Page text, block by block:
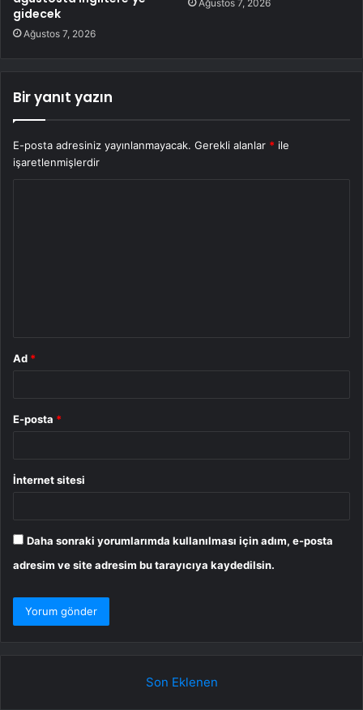
gidecek
Ağustos 7, 2026
Ağustos 7, 2026
Bir yanıt yazın
E-posta adresiniz yayınlanmayacak. Gerekli alanlar * ile
işaretlenmişlerdir
Ad *
E-posta *
İnternet sitesi
Daha sonraki yorumlarımda kullanılması için adım, e-posta
adresim ve site adresim bu tarayıcıya kaydedilsin.
Son Eklenen